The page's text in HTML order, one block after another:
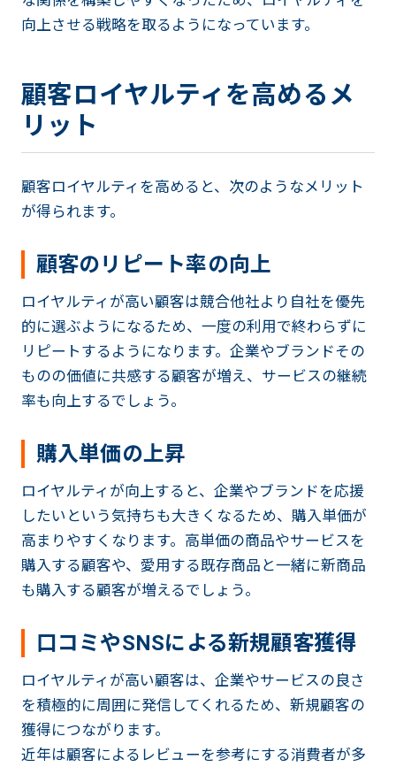
向上させる戦略を取るようになっています。
顧客ロイヤルティを高めるメ
リット
顧客ロイヤルティを高めると、次のようなメリット
が得られます。
顧客のリピート率の向上
ロイヤルティが高い顧客は競合他社より自社を優先
的に選ぶようになるため、一度の利用で終わらずに
リピートするようになります。企業やブランドその
ものの価値に共感する顧客が増え、サービスの継続
率も向上するでしょう。
購入単価の上昇
ロイヤルティが向上すると、企業やブランドを応援
したいという気持ちも大きくなるため、購入単価が
高まりやすくなります。高単価の商品やサービスを
購入する顧客や、愛用する既存商品と一緒に新商品
も購入する顧客が増えるでしょう。
口コミやSNSによる新規顧客獲得
ロイヤルティが高い顧客は、企業やサービスの良さ
を積極的に周囲に発信してくれるため、新規顧客の
獲得につながります。
近年は顧客によるレビューを参考にする消費者が多